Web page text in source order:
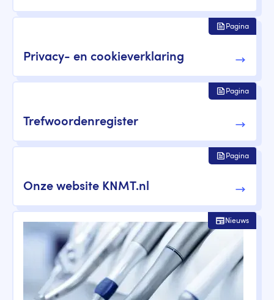
Privacy- en cookieverklaring
Pagina
Trefwoordenregister
Pagina
Onze website KNMT.nl
Pagina
Nieuws